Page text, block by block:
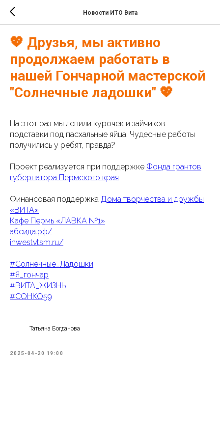
Новости ИТО Вита
💖 Друзья, мы активно
продолжаем работать в
нашей Гончарной мастерской
"Солнечные ладошки" 💖
На этот раз мы лепили курочек и зайчиков -
подставки под пасхальные яйца. Чудесные работы
получились у ребят, правда?
Проект реализуется при поддержке Фонда грантов
губернатора Пермского края
Финансовая поддержка Дома творчества и дружбы
«ВИТА»
Кафе Пермь «ЛАВКА №1»
абсида.рф/
inwestvtsm.ru/
#Солнечные_Ладошки
#Я_гончар
#ВИТА_ЖИЗНЬ
#СОНКО59
Татьяна Богданова
2025-04-20 19:00